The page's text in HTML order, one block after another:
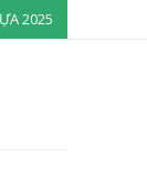
2025